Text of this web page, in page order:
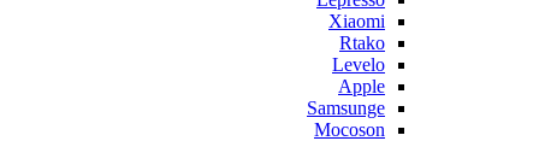
Xiaomi
Rtako
Levelo
Apple
Samsunge
Mocoson